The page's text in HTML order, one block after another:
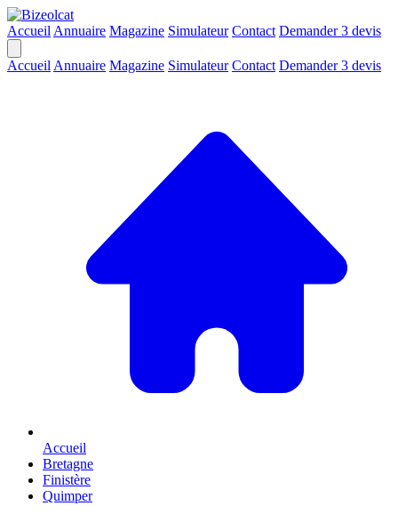
Accueil Annuaire Magazine Simulateur Contact Demander 3 devis
Accueil Annuaire Magazine Simulateur Contact Demander 3 devis
Accueil
Bretagne
Finistère
Quimper